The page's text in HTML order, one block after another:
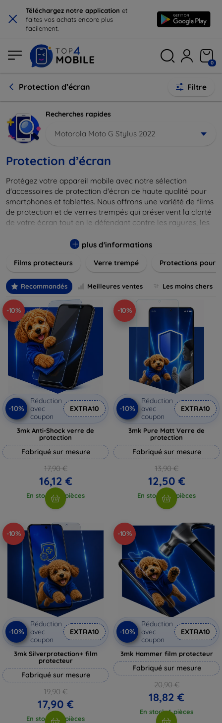
× Téléchargez notre application et
faites vos achats encore plus
facilement.
0
Protection d’écran Filtre
Recherches rapides
Motorola Moto G Stylus 2022
Protection d’écran
Protégez votre appareil mobile avec notre sélection
d'accessoires de protection d'écran de haute qualité pour
smartphones et tablettes. Nous offrons une variété de films
de protection et de verres trempés qui préservent la clarté
de votre écran tout en le défendant contre les rayures, les
s'adapter parfaitement à votre appareil, garantissant une
compromis sur la sensibilité tactile. Explorez notre gamme
besoins et assurez-vous que votre écran reste comme neuf,
longtemps.
plus d'informations
Films protecteurs Verre trempé Protections pour
Recommandés Meilleures ventes Les moins chers
-10%
-10%
Réduction
avec
coupon
EXTRA10
3mk Anti-Shock verre de
protection
Fabriqué sur mesure
17,90 €
16,12 €
En stock > 5 pièces
-10%
-10%
Réduction
avec
coupon
EXTRA10
3mk Pure Matt Verre de
protection
Fabriqué sur mesure
13,90 €
12,50 €
En stock > 5 pièces
-10%
-10%
Réduction
avec
coupon
EXTRA10
3mk Silverprotection+ film
protecteur
Fabriqué sur mesure
19,90 €
17,90 €
En stock > 5 pièces
-10%
-10%
Réduction
avec
coupon
EXTRA10
3mk Hammer film protecteur
Fabriqué sur mesure
20,90 €
18,82 €
En stock 4 pièces